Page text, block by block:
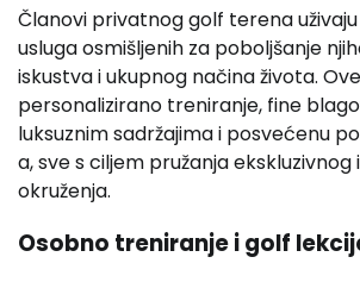
Članovi privatnog golf terena
usluga osmišljenih za poboljšanje
iskustva i ukupnog načina života.
personalizirano treniranje, fine
luksuznim sadržajima i posvećenu
a, sve s ciljem pružanja ekskluzivnog
okruženja.
Osobno treniranje i golf